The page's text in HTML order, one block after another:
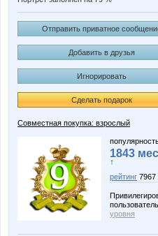
Отправить приватное
Добавить в друзья
Игнорировать
Сделать подарок
Совместная покупка: взрослый
1843
↑
рейтинг 7967
пользователь
уровня